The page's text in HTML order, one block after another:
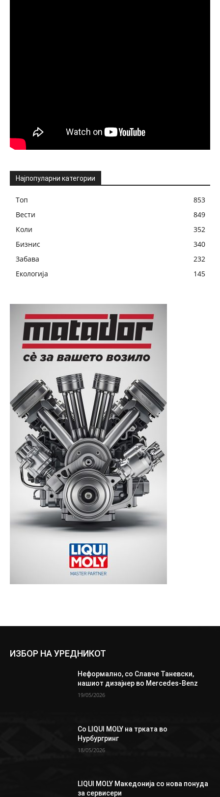
Најпопуларни категории
Топ
853
Вести
849
Коли
352
Бизнис
340
Забава
232
Екологија
145
ИЗБОР НА УРЕДНИКОТ
Неформално, со Славче Таневски,
нашиот дизајнер во Mercedes-Benz
19/05/2026
Со LIQUI MOLY на трката во
Нурбургринг
18/05/2026
LIQUI MOLY Македонија со нова понуда
за сервисери